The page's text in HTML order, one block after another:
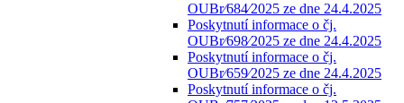
OUBr⁄684⁄2025 ze dne 24.4.2025
Poskytnutí informace o čj.
OUBr⁄698⁄2025 ze dne 24.4.2025
Poskytnutí informace o čj.
OUBr⁄659⁄2025 ze dne 24.4.2025
Poskytnutí informace o čj.